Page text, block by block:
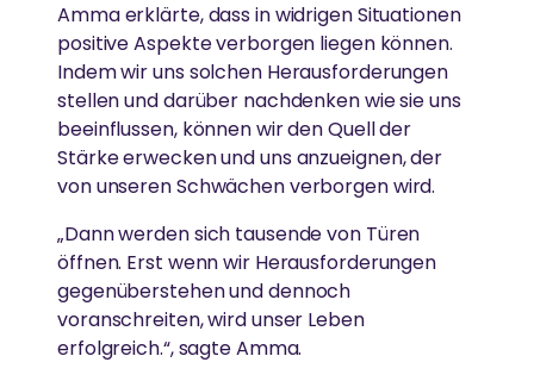
Amma erklärte, dass in widrigen Situationen
positive Aspekte verborgen liegen können.
Indem wir uns solchen Herausforderungen
stellen und darüber nachdenken wie sie uns
beeinflussen, können wir den Quell der
Stärke erwecken und uns anzueignen, der
von unseren Schwächen verborgen wird.
„Dann werden sich tausende von Türen
öffnen. Erst wenn wir Herausforderungen
gegenüberstehen und dennoch
voranschreiten, wird unser Leben
erfolgreich.“, sagte Amma.